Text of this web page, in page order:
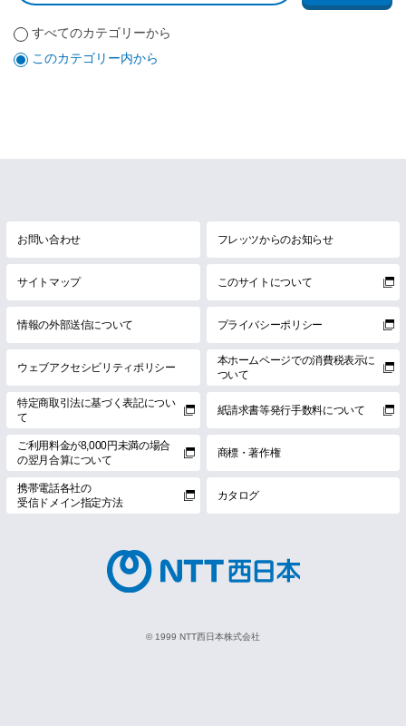
すべてのカテゴリーから
このカテゴリー内から
お問い合わせ フレッツからのお知らせ
サイトマップ このサイトについて
情報の外部送信について プライバシーポリシー
ウェブアクセシビリティポリシー
本ホームページでの消費税表示に
ついて
特定商取引法に基づく表記につい
て
紙請求書等発行手数料について
ご利用料金が8,000円未満の場合
の翌月合算について
商標・著作権
携帯電話各社の
受信ドメイン指定方法
カタログ
© 1999 NTT西日本株式会社